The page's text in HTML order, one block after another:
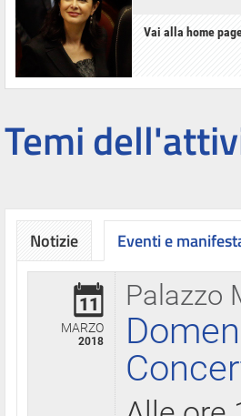
Vai alla home
Temi
Notizie Eventi e
Palazzo
11
MARZO
2018